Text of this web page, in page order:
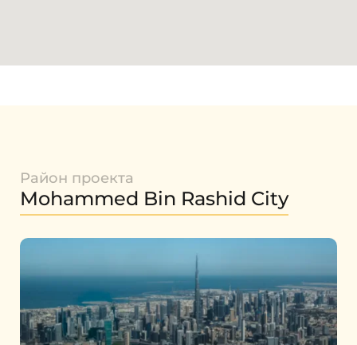
Район проекта
Mohammed Bin Rashid City